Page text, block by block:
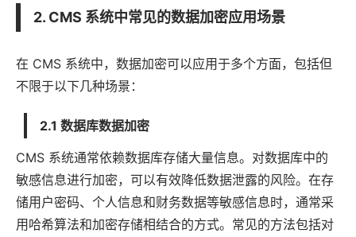
2. CMS 系统中常见的数据加密应用场景
在 CMS 系统中，数据加密可以应用于多个方面，包括但
不限于以下几种场景：
2.1 数据库数据加密
CMS 系统通常依赖数据库存储大量信息。对数据库中的
敏感信息进行加密，可以有效降低数据泄露的风险。在存
储用户密码、个人信息和财务数据等敏感信息时，通常采
用哈希算法和加密存储相结合的方式。常见的方法包括对